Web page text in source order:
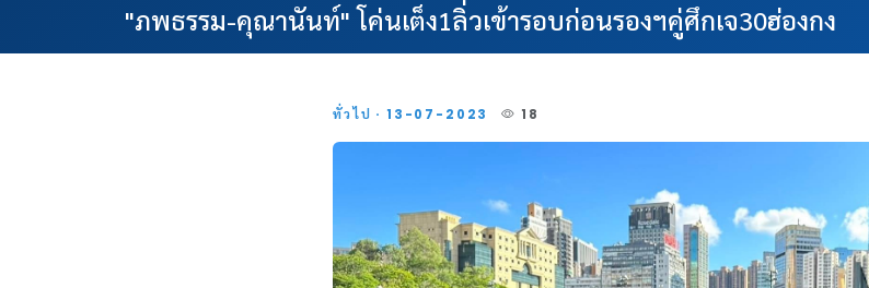
"ภพธรรม-คุณานันท์" โค่นเต็ง1ลิ่วเข้ารอบก่อนรองฯคู่ศึกเจ30ฮ่องกง
ทั่วไป · 13-07-2023 18